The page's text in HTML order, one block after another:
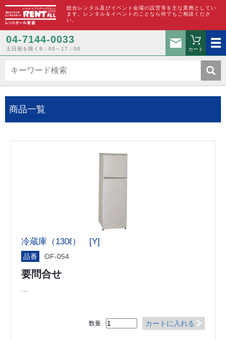
総合レンタル及びイベント会場の設営等を主な業務としてい
ます。レンタル＆イベントのことなら何でもご相談くださ
い。
04-7144-0033
土日祝を除く9：00～17：00
お問い合
カート
商品一覧
冷蔵庫（130ℓ） [Y]
品番 OF-054
要問合せ
数量 カートに入れる